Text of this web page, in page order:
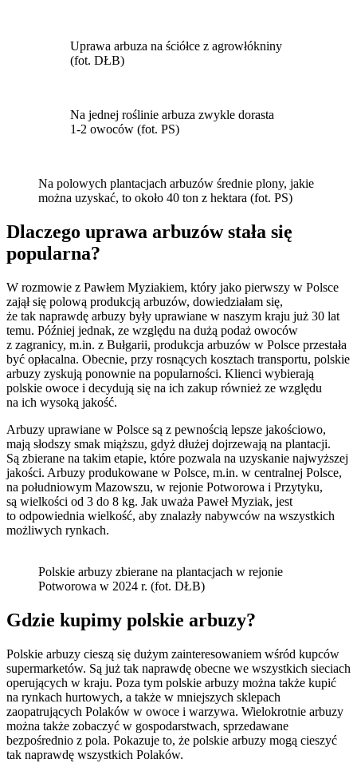
Uprawa arbuza na ściółce z agrowłókniny
(fot. DŁB)
Na jednej roślinie arbuza zwykle dorasta
1-2 owoców (fot. PS)
Na polowych plantacjach arbuzów średnie plony, jakie
można uzyskać, to około 40 ton z hektara (fot. PS)
Dlaczego uprawa arbuzów stała się
popularna?
W rozmowie z Pawłem Myziakiem, który jako pierwszy w Polsce
zajął się polową produkcją arbuzów, dowiedziałam się,
że tak naprawdę arbuzy były uprawiane w naszym kraju już 30 lat
temu. Później jednak, ze względu na dużą podaż owoców
z zagranicy, m.in. z Bułgarii, produkcja arbuzów w Polsce przestała
być opłacalna. Obecnie, przy rosnących kosztach transportu, polskie
arbuzy zyskują ponownie na popularności. Klienci wybierają
polskie owoce i decydują się na ich zakup również ze względu
na ich wysoką jakość.
Arbuzy uprawiane w Polsce są z pewnością lepsze jakościowo,
mają słodszy smak miąższu, gdyż dłużej dojrzewają na plantacji.
Są zbierane na takim etapie, które pozwala na uzyskanie najwyższej
jakości. Arbuzy produkowane w Polsce, m.in. w centralnej Polsce,
na południowym Mazowszu, w rejonie Potworowa i Przytyku,
są wielkości od 3 do 8 kg. Jak uważa Paweł Myziak, jest
to odpowiednia wielkość, aby znalazły nabywców na wszystkich
możliwych rynkach.
Polskie arbuzy zbierane na plantacjach w rejonie
Potworowa w 2024 r. (fot. DŁB)
Gdzie kupimy polskie arbuzy?
Polskie arbuzy cieszą się dużym zainteresowaniem wśród kupców
supermarketów. Są już tak naprawdę obecne we wszystkich sieciach
operujących w kraju. Poza tym polskie arbuzy można także kupić
na rynkach hurtowych, a także w mniejszych sklepach
zaopatrujących Polaków w owoce i warzywa. Wielokrotnie arbuzy
można także zobaczyć w gospodarstwach, sprzedawane
bezpośrednio z pola. Pokazuje to, że polskie arbuzy mogą cieszyć
tak naprawdę wszystkich Polaków.